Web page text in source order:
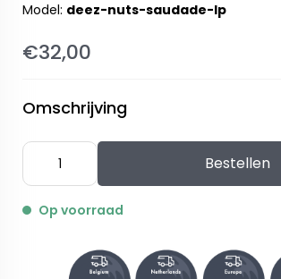
Model: deez-nuts-saudade-lp
€32,00
Omschrijving
Bestellen
Op voorraad